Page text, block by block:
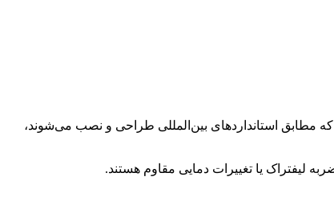
که مطابق استانداردهای بین‌المللی طراحی و نصب می‌شوند،
لیفتراک یا تغییرات دمایی مقاوم هستند.